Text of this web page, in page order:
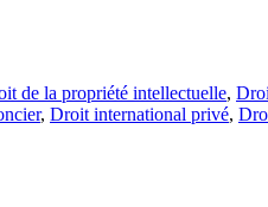
de la propriété intellectuelle,
, Droit international privé,